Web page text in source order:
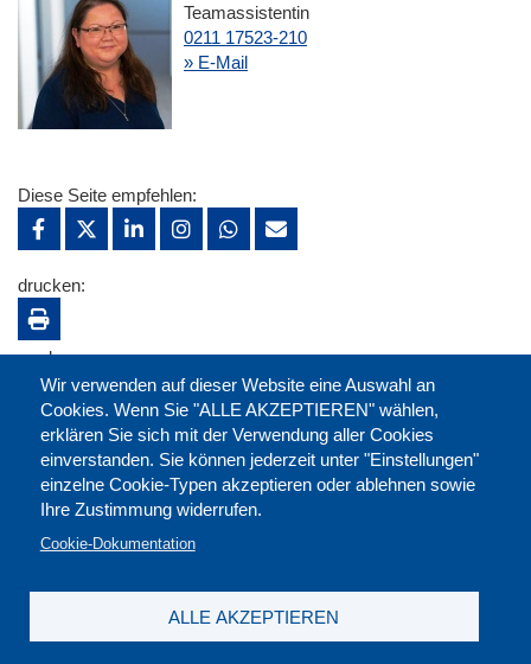
Teamassistentin
0211 17523-210
» E-Mail
Wir verwenden auf dieser Website eine Auswahl an
Cookies. Wenn Sie "ALLE AKZEPTIEREN" wählen,
erklären Sie sich mit der Verwendung aller Cookies
einverstanden. Sie können jederzeit unter "Einstellungen"
einzelne Cookie-Typen akzeptieren oder ablehnen sowie
Ihre Zustimmung widerrufen.
Cookie-Dokumentation
ALLE AKZEPTIEREN
Diese Seite empfehlen:
drucken:
merken: